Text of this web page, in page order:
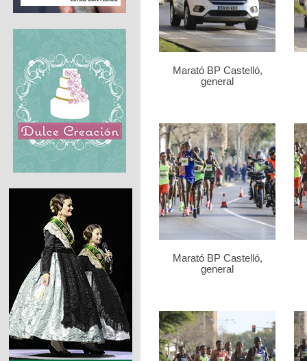
Marató BP Castelló,
general
Marató BP Castelló,
general